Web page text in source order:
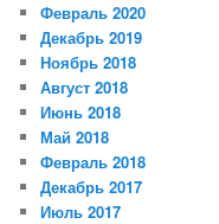
Февраль 2020
Декабрь 2019
Ноябрь 2018
Август 2018
Июнь 2018
Май 2018
Февраль 2018
Декабрь 2017
Июль 2017